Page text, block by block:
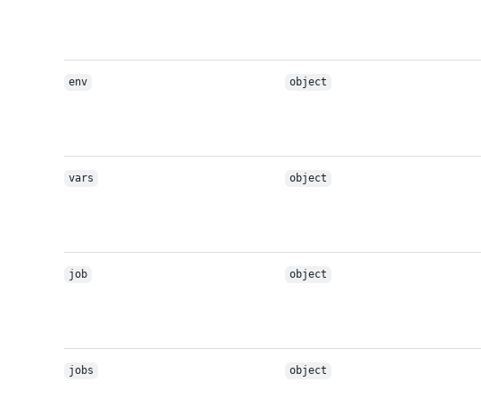
env object
vars object
job object
jobs object